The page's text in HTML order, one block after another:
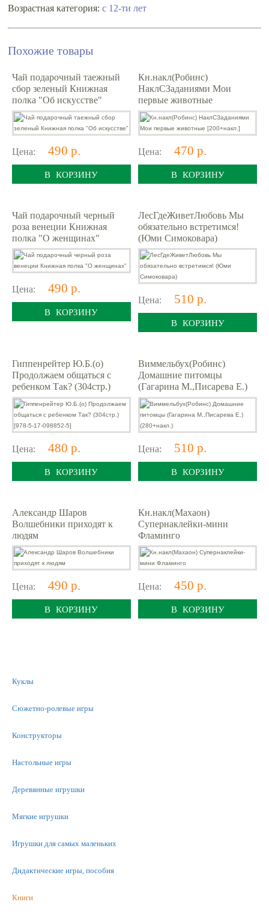
Возрастная категория:с 12-ти лет
Похожие товары
Чай подарочный таежный
сбор зеленый Книжная
полка "Об искусстве"
Цена: 490 р.
В КОРЗИНУ
Кн.накл(Робинс)
НаклСЗаданиями Мои
первые животные
[200+накл.]
Цена: 470 р.
В КОРЗИНУ
Чай подарочный черный
роза венеции Книжная
полка "О женщинах"
Цена: 490 р.
В КОРЗИНУ
ЛесГдеЖиветЛюбовь Мы
обязательно встретимся!
(Юми Симоковара)
Цена: 510 р.
В КОРЗИНУ
Гиппенрейтер Ю.Б.(о)
Продолжаем общаться с
ребенком Так? (304стр.)
[978-5-17-098852-5]
Цена: 480 р.
В КОРЗИНУ
Виммельбух(Робинс)
Домашние питомцы
(Гагарина М.,Писарева Е.)
(280+накл.)
Цена: 510 р.
В КОРЗИНУ
Александр Шаров
Волшебники приходят к
людям
Цена: 490 р.
В КОРЗИНУ
Кн.накл(Махаон)
Супернаклейки-мини
Фламинго
Цена: 450 р.
В КОРЗИНУ
Куклы
Сюжетно-ролевые игры
Конструкторы
Настольные игры
Деревянные игрушки
Мягкие игрушки
Игрушки для самых маленьких
Дидактические игры, пособия
Книги